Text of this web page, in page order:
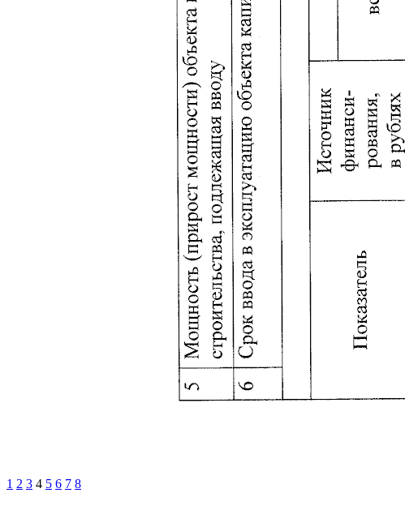
1 2 3 4 5 6 7 8